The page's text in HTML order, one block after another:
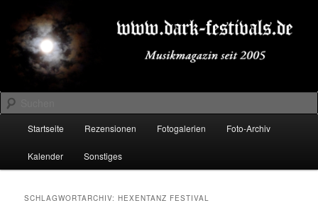
primären
Inhalt
springen
sekundären
Inhalt
springenDARK-FESTIVALS.DE
Suchen
Startseite Rezensionen Fotogalerien Foto-Archiv
Kalender Sonstiges
SCHLAGWORTARCHIV:HEXENTANZ FESTIVAL